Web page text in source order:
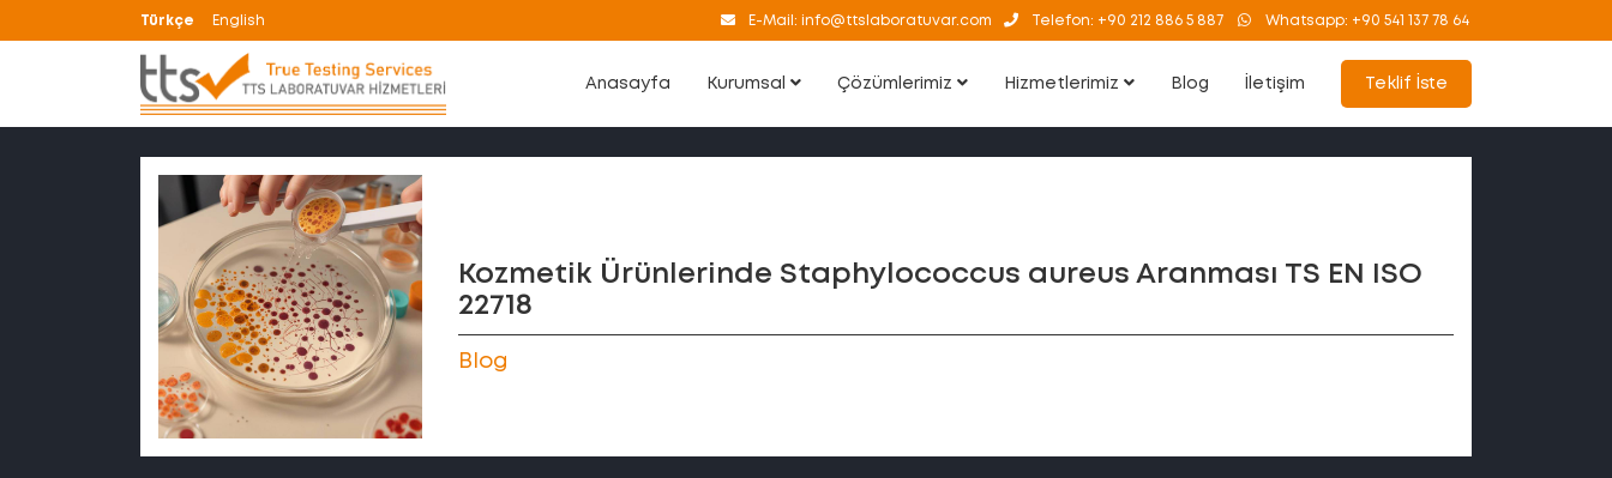
Türkçe English Whatsapp: +90 541 137 78 64
Telefon: +90 212 886 5 887
E-Mail: info@ttslaboratuvar.com
Anasayfa Kurumsal Çözümlerimiz Hizmetlerimiz Blog İletişim Teklif İste
Kozmetik Ürünlerinde Staphylococcus aureus Aranması TS EN ISO
22718
Blog